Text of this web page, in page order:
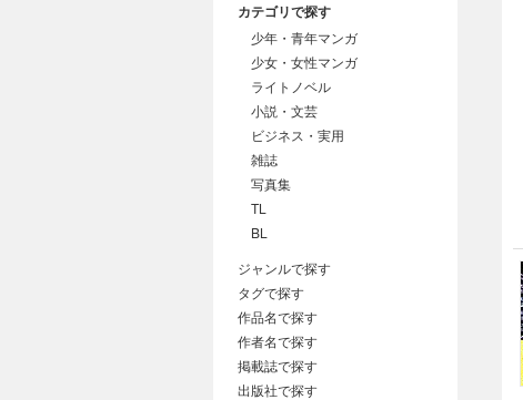
カテゴリで探す
少年・青年マンガ
少女・女性マンガ
ライトノベル
小説・文芸
ビジネス・実用
雑誌
写真集
TL
BL
ジャンルで探す
タグで探す
作品名で探す
作者名で探す
掲載誌で探す
出版社で探す